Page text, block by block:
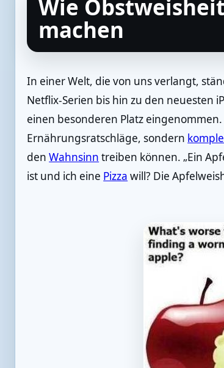
Wie
machen
In einer Welt, die von uns verlangt,
Netflix-Serien bis hin zu den neuesten
einen besonderen Platz
Ernährungsratschläge, sondern
denWahnsinn treiben können. „Ein
ist und ich eine Pizza will? Die